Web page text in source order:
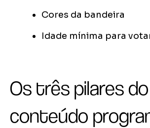
Cores da bandeira
Idade mínima para
Os três pilares do
conteúdo